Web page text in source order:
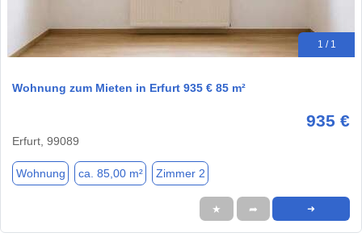
1 / 1
Wohnung zum Mieten in Erfurt 935 € 85 m²
935 €
Erfurt, 99089
Wohnung ca. 85,00 m² Zimmer 2
★ ➦ ➜